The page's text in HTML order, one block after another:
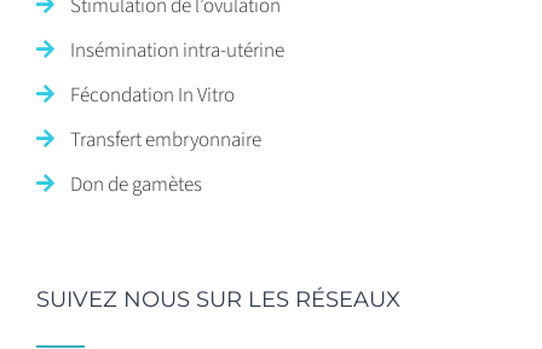
Stimulation de l’ovulation
Insémination intra-utérine
Fécondation In Vitro
Transfert embryonnaire
Don de gamètes
SUIVEZ NOUS SUR LES RÉSEAUX